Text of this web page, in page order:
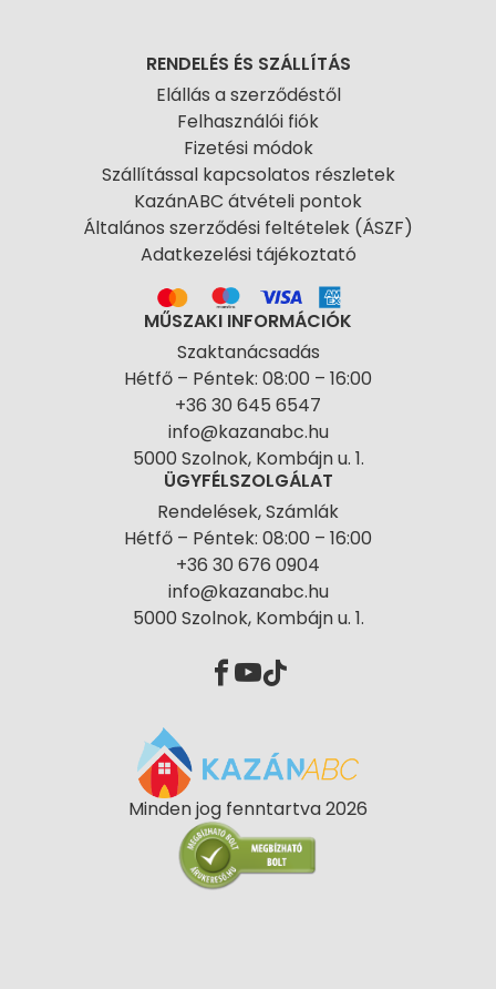
RENDELÉS ÉS SZÁLLÍTÁS
Elállás a szerződéstől
Felhasználói fiók
Fizetési módok
Szállítással kapcsolatos részletek
KazánABC átvételi pontok
Általános szerződési feltételek (ÁSZF)
Adatkezelési tájékoztató
MŰSZAKI INFORMÁCIÓK
Szaktanácsadás
Hétfő – Péntek: 08:00 – 16:00
+36 30 645 6547
info@kazanabc.hu
5000 Szolnok, Kombájn u. 1.
ÜGYFÉLSZOLGÁLAT
Rendelések, Számlák
Hétfő – Péntek: 08:00 – 16:00
+36 30 676 0904
info@kazanabc.hu
5000 Szolnok, Kombájn u. 1.
Minden jog fenntartva 2026